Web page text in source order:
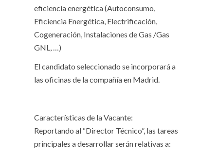
eficiencia energética (Autoconsumo,
Eficiencia Energética, Electrificación,
Cogeneración, Instalaciones de Gas /Gas
GNL, …)
El candidato seleccionado se incorporará a
las oficinas de la compañía en Madrid.
Características de la Vacante:
Reportando al “Director Técnico”, las tareas
principales a desarrollar serán relativas a: